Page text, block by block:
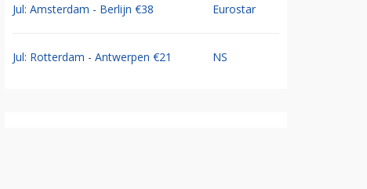
Jul: Amsterdam - Berlijn €38 Eurostar
Jul: Rotterdam - Antwerpen €21 NS